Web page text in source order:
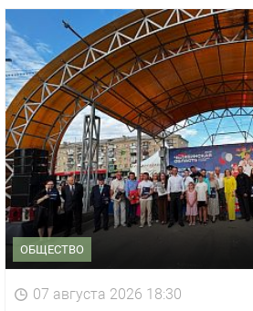
ОБЩЕСТВО
07 августа 2026 18:30